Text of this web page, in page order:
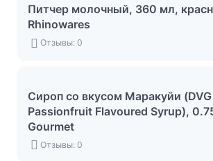
Питчер молочный, 360 мл,
Rhinowares
Отзывы: 0
Сироп со вкусом Маракуйи
Passionfruit Flavoured Syrup),
Gourmet
Отзывы: 0